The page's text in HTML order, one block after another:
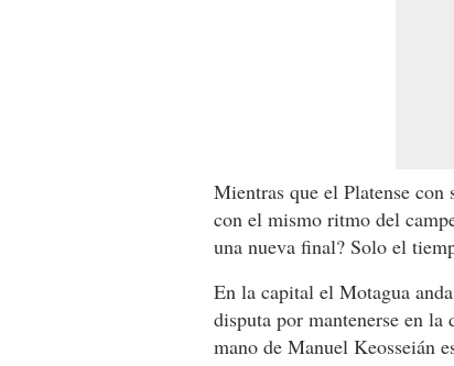
Mientras que el Platense
con el mismo ritmo del
una nueva final? Solo el
En la capital el Motagua
disputa por mantenerse en
mano de Manuel Keosseián